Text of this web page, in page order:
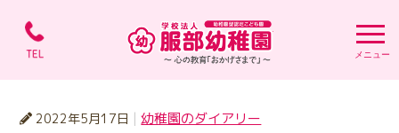
学校法人 服部幼稚
2022年5月17日 幼稚園のダイアリー